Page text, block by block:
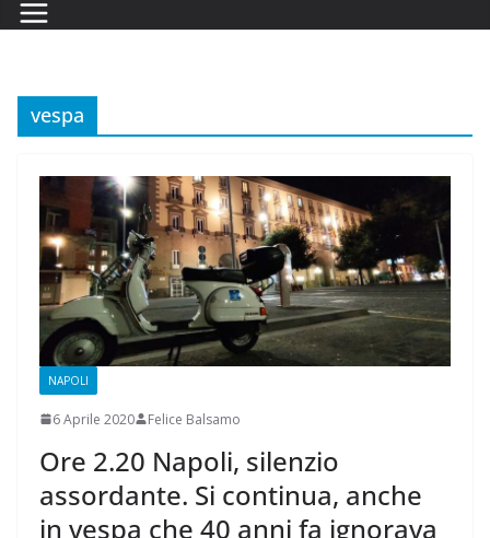
vespa
NAPOLI
6 Aprile 2020 Felice Balsamo
Ore 2.20 Napoli, silenzio
assordante. Si continua, anche
in vespa che 40 anni fa ignorava